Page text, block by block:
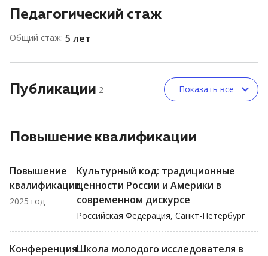
Педагогический стаж
Общий стаж: 5 лет
Публикации 2 Показать все
Повышение квалификации
Повышение
квалификации
2025 год
Культурный код: традиционные
ценности России и Америки в
современном дискурсе
Российская Федерация, Санкт-Петербург
КонференцияШкола молодого исследователя в